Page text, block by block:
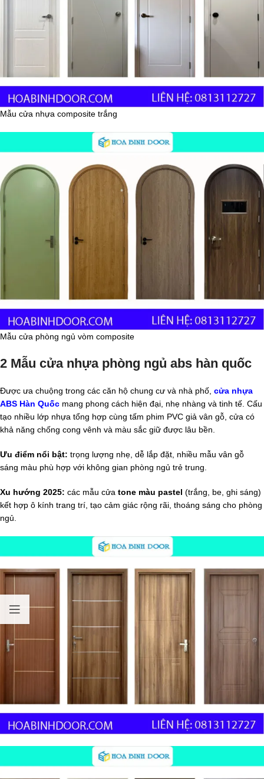
Mẫu cửa nhựa composite trắng
Mẫu cửa phòng ngủ vòm composite
2 Mẫu cửa nhựa phòng ngủ abs hàn quốc
Được ưa chuộng trong các căn hộ chung cư và nhà phố, cửa nhựa
ABS Hàn Quốc mang phong cách hiện đại, nhẹ nhàng và tinh tế. Cấu
tạo nhiều lớp nhựa tổng hợp cùng tấm phim PVC giả vân gỗ, cửa có
khả năng chống cong vênh và màu sắc giữ được lâu bền.
Ưu điểm nổi bật: trọng lượng nhẹ, dễ lắp đặt, nhiều mẫu vân gỗ
sáng màu phù hợp với không gian phòng ngủ trẻ trung.
Xu hướng 2025: các mẫu cửa tone màu pastel (trắng, be, ghi sáng)
kết hợp ô kính trang trí, tạo cảm giác rộng rãi, thoáng sáng cho phòng
ngủ.